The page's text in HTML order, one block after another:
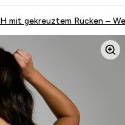
mit gekreuztem Rücken –